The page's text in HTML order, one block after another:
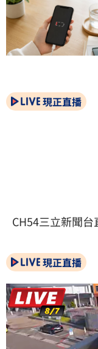
現正直播
CH54三立新聞台
現正直播